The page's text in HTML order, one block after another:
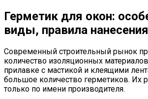
Герметик для окон:
виды, правила нанесения
Современный строительный рынок
количество изоляционных
прилавке с мастикой и клеящими
большое количество герметиков. Их
только по имени производителя.